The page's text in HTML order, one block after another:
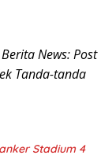
News: Post
Tanda-tanda
Stadium 4